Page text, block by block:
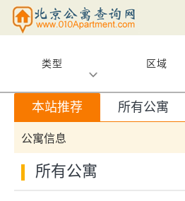
类型 区域
本站推荐 所有公寓
公寓信息
所有公寓